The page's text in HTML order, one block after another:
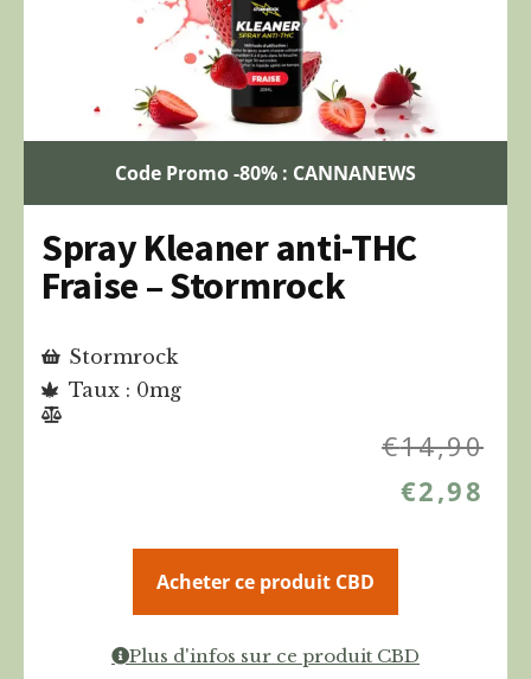
Code Promo -80% : CANNANEWS
Spray Kleaner anti-THC
Fraise – Stormrock
Stormrock
Taux : 0mg
€14,90
€2,98
Acheter ce produit CBD
Plus d'infos sur ce produit CBD